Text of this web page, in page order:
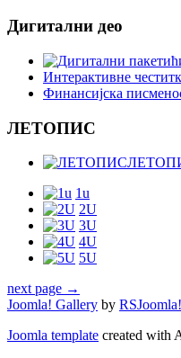
Дигитални део
Интерактивне
Финансијска
ЛЕТОПИС
1u
2U
3U
4U
5U
next page →
Joomla! Gallery by RSJoomla!
Joomla template created with